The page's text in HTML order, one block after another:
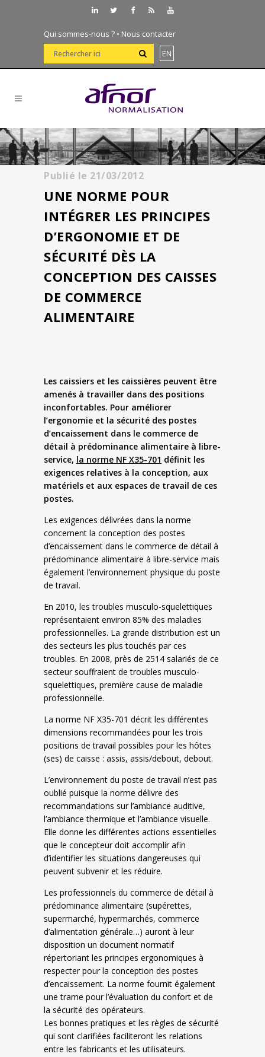
Qui sommes-nous ? • Nous contacter
EN
Publié le 21/03/2012
UNE NORME POUR
INTÉGRER LES PRINCIPES
D’ERGONOMIE ET DE
SÉCURITÉ DÈS LA
CONCEPTION DES CAISSES
DE COMMERCE
ALIMENTAIRE
Les caissiers et les caissières peuvent être
amenés à travailler dans des positions
inconfortables. Pour améliorer
l’ergonomie et la sécurité des postes
d’encaissement dans le commerce de
détail à prédominance alimentaire à libre-
service, la norme NF X35-701 définit les
exigences relatives à la conception, aux
matériels et aux espaces de travail de ces
postes.
Les exigences délivrées dans la norme
concernent la conception des postes
d’encaissement dans le commerce de détail à
prédominance alimentaire à libre-service mais
également l’environnement physique du poste
de travail.
En 2010, les troubles musculo-squelettiques
représentaient environ 85% des maladies
professionnelles. La grande distribution est un
des secteurs les plus touchés par ces
troubles. En 2008, près de 2514 salariés de ce
secteur souffraient de troubles musculo-
squelettiques, première cause de maladie
professionnelle.
La norme NF X35-701 décrit les différentes
dimensions recommandées pour les trois
positions de travail possibles pour les hôtes
(ses) de caisse : assis, assis/debout, debout.
L’environnement du poste de travail n’est pas
oublié puisque la norme délivre des
recommandations sur l’ambiance auditive,
l’ambiance thermique et l’ambiance visuelle.
Elle donne les différentes actions essentielles
que le concepteur doit accomplir afin
d’identifier les situations dangereuses qui
peuvent subvenir et les réduire.
Les professionnels du commerce de détail à
prédominance alimentaire (supérettes,
supermarché, hypermarchés, commerce
d’alimentation générale…) auront à leur
disposition un document normatif
répertoriant les principes ergonomiques à
respecter pour la conception des postes
d’encaissement. La norme fournit également
une trame pour l’évaluation du confort et de
la sécurité des opérateurs.
Les bonnes pratiques et les règles de sécurité
qui sont clarifiées faciliteront les relations
entre les fabricants et les utilisateurs.